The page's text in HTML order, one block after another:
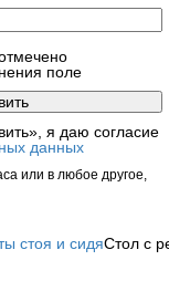
поле
я даю согласие
данных
или в любое другое,
стоя и сидяСтол с